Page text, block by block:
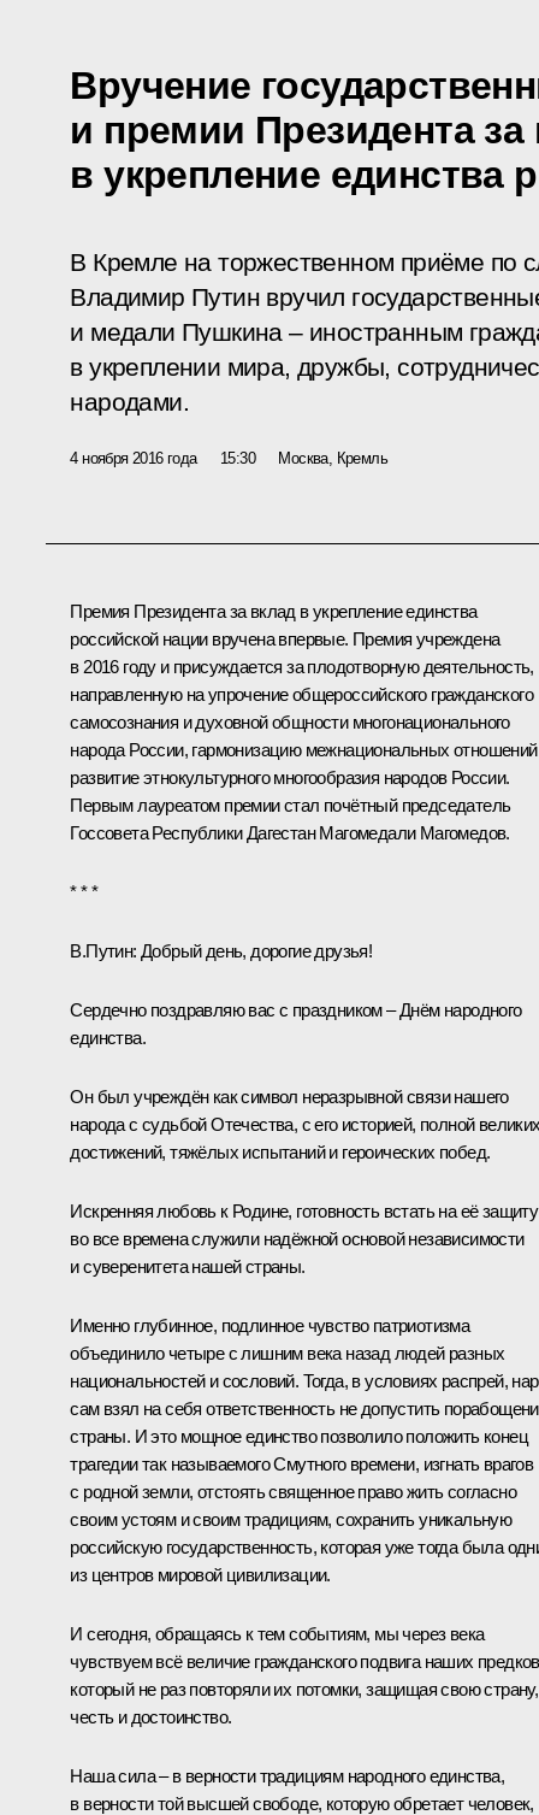
Вручение
и премии Президента за
в укрепление единства
В Кремле на торжественном приёме по
Владимир Путин вручил
и медали Пушкина – иностранным
в укреплении мира, дружбы,
народами.
4 ноября 2016 года 15:30 Москва, Кремль
Премия Президента за вклад в укрепление единства
российской нации вручена впервые. Премия учреждена
в 2016 году и присуждается за плодотворную деятельность,
направленную на упрочение общероссийского гражданского
самосознания и духовной общности многонационального
народа России, гармонизацию межнациональных
развитие этнокультурного многообразия народов России.
Первым лауреатом премии стал почётный председатель
Госсовета Республики Дагестан Магомедали Магомедов.
* * *
В.Путин: Добрый день, дорогие друзья!
Сердечно поздравляю вас с праздником – Днём народного
единства.
Он был учреждён как символ неразрывной связи нашего
народа с судьбой Отечества, с его историей, полной
достижений, тяжёлых испытаний и героических побед.
Искренняя любовь к Родине, готовность встать на её защиту
во все времена служили надёжной основой независимости
и суверенитета нашей страны.
Именно глубинное, подлинное чувство патриотизма
объединило четыре с лишним века назад людей разных
национальностей и сословий. Тогда, в условиях распрей,
сам взял на себя ответственность не допустить
страны. И это мощное единство позволило положить конец
трагедии так называемого Смутного времени, изгнать врагов
с родной земли, отстоять священное право жить согласно
своим устоям и своим традициям, сохранить уникальную
российскую государственность, которая уже тогда была
из центров мировой цивилизации.
И сегодня, обращаясь к тем событиям, мы через века
чувствуем всё величие гражданского подвига наших
который не раз повторяли их потомки, защищая свою
честь и достоинство.
Наша сила – в верности традициям народного единства,
в верности той высшей свободе, которую обретает человек,